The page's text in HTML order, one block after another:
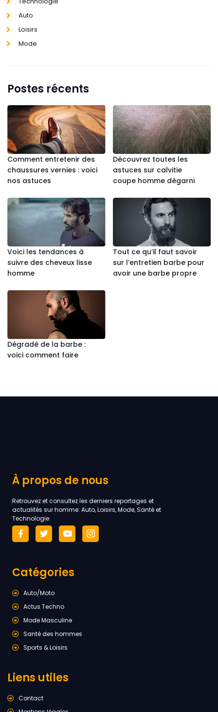
Auto
Loisirs
Mode
Postes récents
Comment entretenir des
chaussures vernies : voici
nos astuces
Découvrez toutes les
astuces sur calvitie
coupe homme dégarni
Voici les tendances à
suivre des cheveux lisse
homme
Tout ce qu’il faut savoir
sur l’entretien barbe pour
avoir une barbe propre
Dégradé de la barbe :
voici comment faire
À propos de nous
Retrouvez et consultez les derniers reportages et
actualités sur homme: Auto, Loisirs, Mode, Santé et
Technologie.
Catégories
Auto/Moto
Actus Techno
Mode Masculine
Santé des hommes
Sports & Loisirs
Liens utiles
Contact